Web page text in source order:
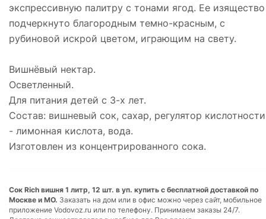
экспрессивную палитру с тонами ягод. Ее изящество
подчеркнуто благородным темно-красным, с
рубиновой искрой цветом, играющим на свету.
Вишнёвый нектар.
Осветленный.
Для питания детей с 3-х лет.
Состав: вишневый сок, сахар, регулятор кислотности
- лимонная кислота, вода.
Изготовлен из концентрированного сока.
Сок Rich вишня 1 литр, 12 шт. в уп. купить с бесплатной доставкой по
Москве и МО. Заказать на дом или в офис можно через сайт, мобильное
приложение Vodovoz.ru или по телефону. Принимаем заказы 24/7.